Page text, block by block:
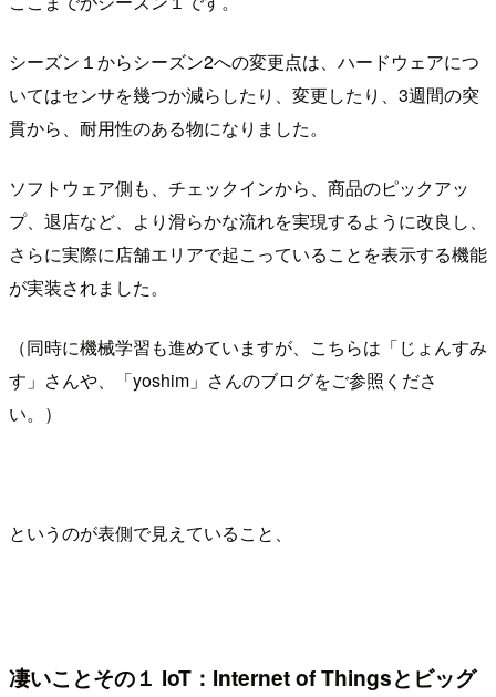
シーズン１からシーズン2への変更点は、ハードウェアにつ
いてはセンサを幾つか減らしたり、変更したり、3週間の突
貫から、耐用性のある物になりました。
ソフトウェア側も、チェックインから、商品のピックアッ
プ、退店など、より滑らかな流れを実現するように改良し、
さらに実際に店舗エリアで起こっていることを表示する機能
が実装されました。
（同時に機械学習も進めていますが、こちらは「じょんすみ
す」さんや、「yoshim」さんのブログをご参照くださ
い。）
というのが表側で見えていること、
凄いことその１ IoT：Internet of Thingsとビッグ